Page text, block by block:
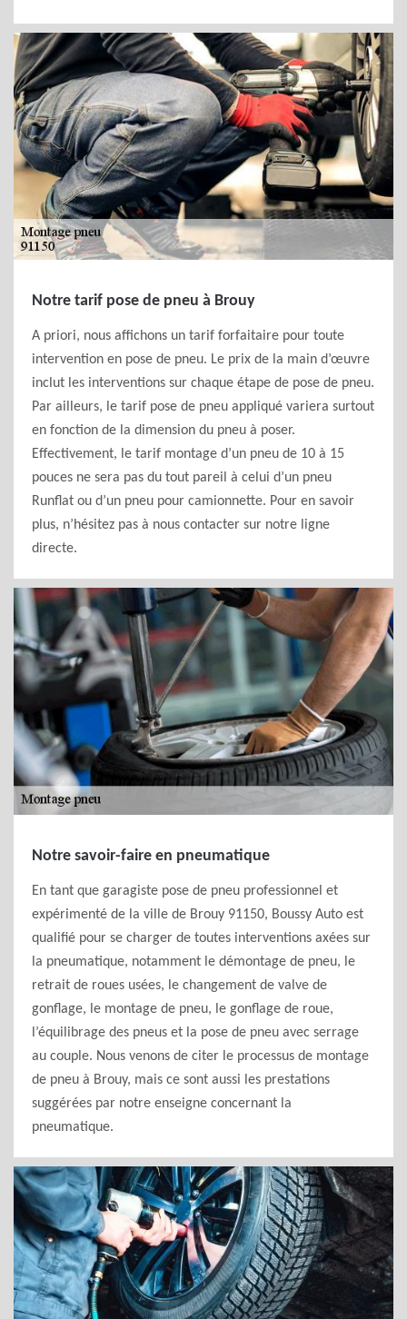
Notre tarif pose de pneu à Brouy
A priori, nous affichons un tarif forfaitaire pour toute
intervention en pose de pneu. Le prix de la main d’œuvre
inclut les interventions sur chaque étape de pose de pneu.
Par ailleurs, le tarif pose de pneu appliqué variera surtout
en fonction de la dimension du pneu à poser.
Effectivement, le tarif montage d’un pneu de 10 à 15
pouces ne sera pas du tout pareil à celui d’un pneu
Runflat ou d’un pneu pour camionnette. Pour en savoir
plus, n’hésitez pas à nous contacter sur notre ligne
directe.
Notre savoir-faire en pneumatique
En tant que garagiste pose de pneu professionnel et
expérimenté de la ville de Brouy 91150, Boussy Auto est
qualifié pour se charger de toutes interventions axées sur
la pneumatique, notamment le démontage de pneu, le
retrait de roues usées, le changement de valve de
gonflage, le montage de pneu, le gonflage de roue,
l’équilibrage des pneus et la pose de pneu avec serrage
au couple. Nous venons de citer le processus de montage
de pneu à Brouy, mais ce sont aussi les prestations
suggérées par notre enseigne concernant la
pneumatique.